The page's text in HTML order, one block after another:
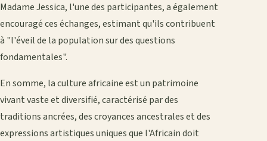
Madame Jessica, l'une des participantes, a également
encouragé ces échanges, estimant qu'ils contribuent
à "l'éveil de la population sur des questions
fondamentales".
En somme, la culture africaine est un patrimoine
vivant vaste et diversifié, caractérisé par des
traditions ancrées, des croyances ancestrales et des
expressions artistiques uniques que l'Africain doit